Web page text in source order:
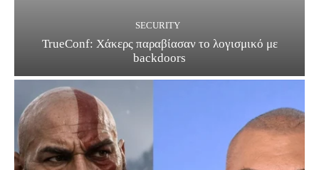
SECURITY
TrueConf: Χάκερς παραβίασαν το λογισμικό με
backdoors